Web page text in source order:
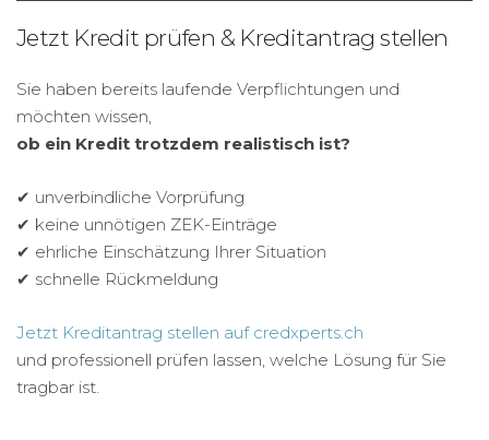
Jetzt Kredit prüfen & Kreditantrag stellen
Sie haben bereits laufende Verpflichtungen und
möchten wissen,
ob ein Kredit trotzdem realistisch ist?
✔ unverbindliche Vorprüfung
✔ keine unnötigen ZEK-Einträge
✔ ehrliche Einschätzung Ihrer Situation
✔ schnelle Rückmeldung
Jetzt Kreditantrag stellen auf credxperts.ch
und professionell prüfen lassen, welche Lösung für Sie
tragbar ist.